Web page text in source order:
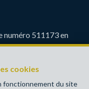
cookies
fonctionnement du site
numéro 511173 en
professionnel des
Soumis au
IPI